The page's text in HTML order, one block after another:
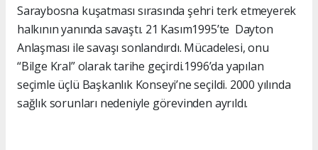
Saraybosna kuşatması sırasında şehri terk etmeyerek
halkının yanında savaştı. 21 Kasım1995’te Dayton
Anlaşması ile savaşı sonlandırdı. Mücadelesi, onu
“Bilge Kral” olarak tarihe geçirdi.1996’da yapılan
seçimle üçlü Başkanlık Konseyi’ne seçildi. 2000 yılında
sağlık sorunları nedeniyle görevinden ayrıldı.